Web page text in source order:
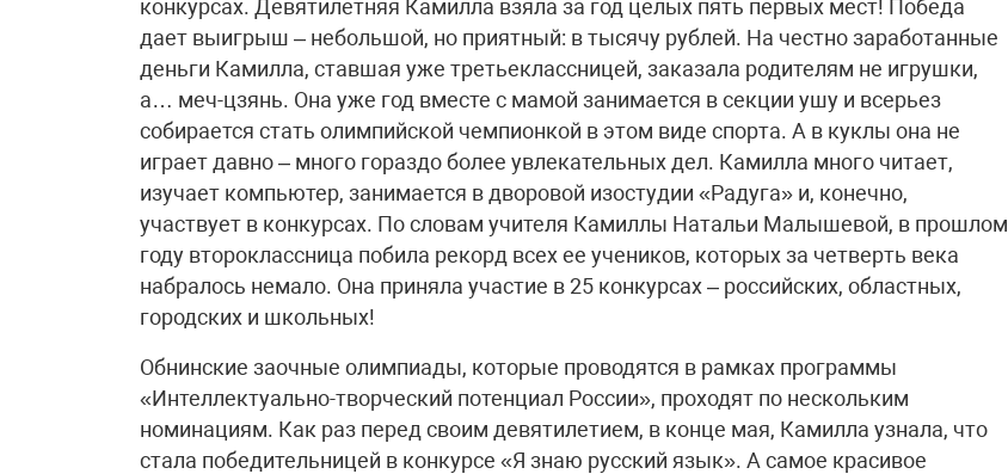
конкурсах. Девятилетняя Камилла взяла за год целых пять первых мест! Победа
дает выигрыш – небольшой, но приятный: в тысячу рублей. На честно заработанные
деньги Камилла, ставшая уже третьеклассницей, заказала родителям не игрушки,
а… меч-цзянь. Она уже год вместе с мамой занимается в секции ушу и всерьез
собирается стать олимпийской чемпионкой в этом виде спорта. А в куклы она не
играет давно – много гораздо более увлекательных дел. Камилла много читает,
изучает компьютер, занимается в дворовой изостудии «Радуга» и, конечно,
участвует в конкурсах. По словам учителя Камиллы Натальи Малышевой, в прошлом
году второклассница побила рекорд всех ее учеников, которых за четверть века
набралось немало. Она приняла участие в 25 конкурсах – российских, областных,
городских и школьных!
Обнинские заочные олимпиады, которые проводятся в рамках программы
«Интеллектуально-творческий потенциал России», проходят по нескольким
номинациям. Как раз перед своим девятилетием, в конце мая, Камилла узнала, что
стала победительницей в конкурсе «Я знаю русский язык». А самое красивое